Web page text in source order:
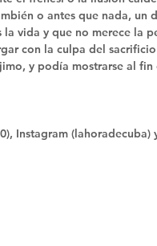
o antes que nada, un
vida y que no merece la
con la culpa del
y podía mostrarse al
Instagram